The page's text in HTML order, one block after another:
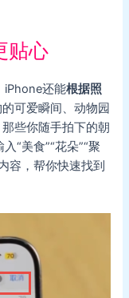
贴心
iPhone还能根据照
可爱瞬间、动物园
些你随手拍下的朝
“美食”“花朵”“聚
容，帮你快速找到